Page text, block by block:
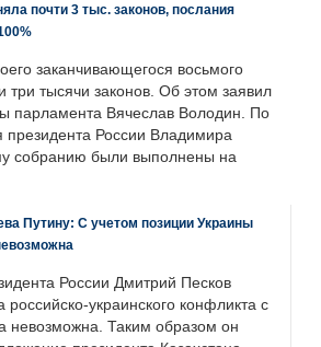
почти 3 тыс. законов, послания
заканчивающегося восьмого
три тысячи законов. Об этом заявил
парламента Вячеслав Володин. По
президента России Владимира
собранию были выполнены на
Путину: С учетом позиции Украины
России Дмитрий Песков
российско-украинского конфликта с
невозможна. Таким образом он